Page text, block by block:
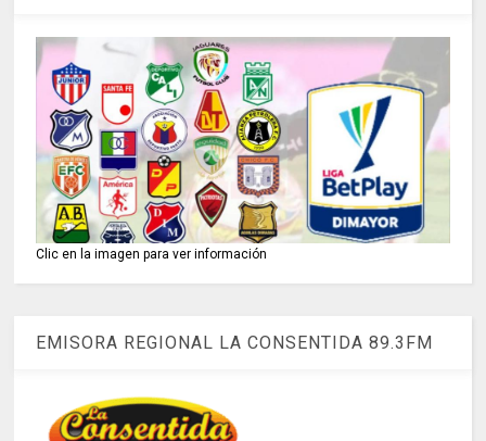
Clic en la imagen para ver información
EMISORA REGIONAL LA CONSENTIDA 89.3FM